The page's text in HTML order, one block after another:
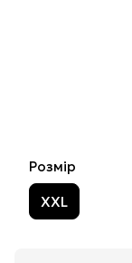
Розмір
XXL